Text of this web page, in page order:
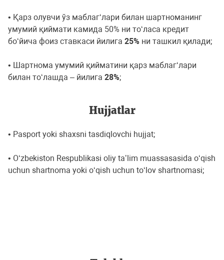
• Қарз олувчи ўз маблагʻлари билан шартноманинг
умумий қиймати камида 50% ни тоʻласа кредит
боʻйича фоиз ставкаси йилига 25% ни ташкил қилади;
• Шартнома умумий қийматини қарз маблагʻлари
билан тоʻлашда – йилига 28%;
Hujjatlar
• Pasport yoki shaxsni tasdiqlovchi hujjat;
• Oʻzbekiston Respublikasi oliy taʼlim muassasasida oʻqish
uchun shartnoma yoki oʻqish uchun toʻlov shartnomasi;